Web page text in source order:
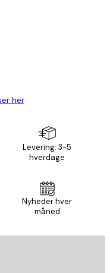
her
Levering: 3-5
hverdage
Nyheder hver
måned